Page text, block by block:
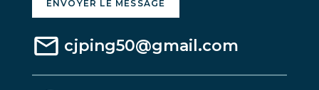
ENVOYER LE MESSAGE
cjping50@gmail.com